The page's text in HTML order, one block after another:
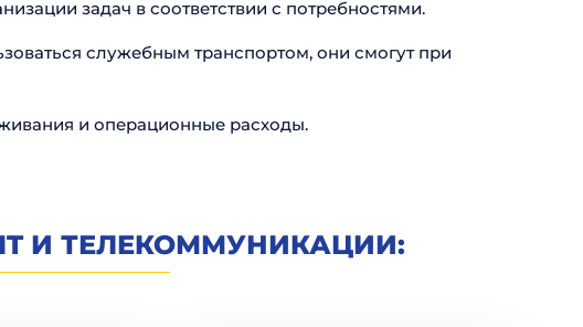
задач в соответствии с потребностями.
служебным транспортом, они смогут при
и операционные расходы.
И ТЕЛЕКОММУНИКАЦИИ: